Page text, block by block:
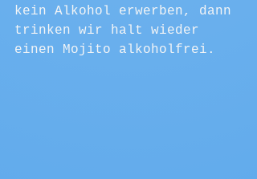
kein Alkohol erwerben, dann
trinken wir halt wieder
einen Mojito alkoholfrei.